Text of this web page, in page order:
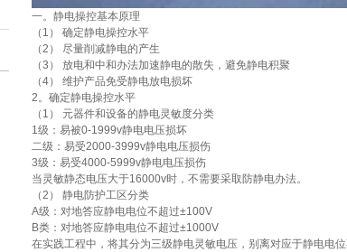
一。静电操控基本原理
（1） 确定静电操控水平
（2） 尽量削减静电的产生
（3） 放电和中和办法加速静电的散失，避免静电积聚
（4） 维护产品免受静电放电损坏
2。确定静电操控水平
（1） 元器件和设备的静电灵敏度分类
1级：易被0-1999v静电电压损坏
二级：易受2000-3999v静电电压损伤
3级：易受4000-5999v静电电压损伤
当灵敏静态电压大于16000v时，不需要采取防静电办法。
（2） 静电防护工区分类
A级：对地答应静电电位不超过±100V
B类：对地答应静电电位不超过±1000V
在实践工程中，将其分为三级静电灵敏电压，别离对应于静电电